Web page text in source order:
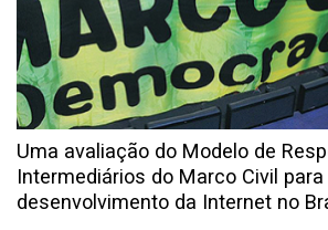
Uma avaliação do Modelo de
Intermediários do Marco Civil para
desenvolvimento da Internet no